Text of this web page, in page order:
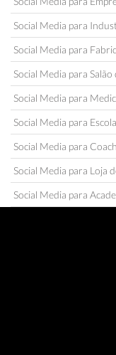
Social Media para
Social Media para
Social Media para Salão
Social Media para
Social Media para
Social Media para Coach
Social Media para Loja
Social Media para